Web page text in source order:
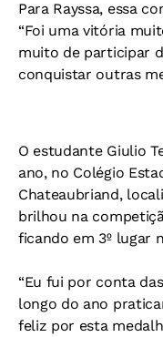
Para Rayssa, essa
“Foi uma vitória
muito de participar
conquistar outras
O estudante Giulio
ano, no Colégio
Chateaubriand,
brilhou na
ficando em 3º lugar
“Eu fui por conta
longo do ano
feliz por esta